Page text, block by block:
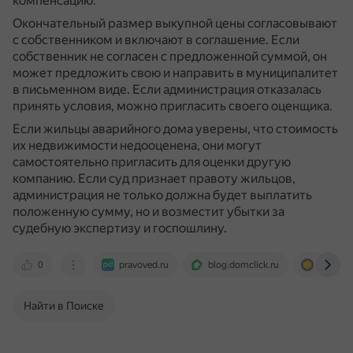
Окончательный размер выкупной цены согласовывают
с собственником и включают в соглашение. Если
собственник не согласен с предложенной суммой, он
может предложить свою и направить в муниципалитет
в письменном виде. Если администрация отказалась
принять условия, можно пригласить своего оценщика.
Если жильцы аварийного дома уверены, что стоимость
их недвижимости недооценена, они могут
самостоятельно пригласить для оценки другую
компанию. Если суд признает правоту жильцов,
администрация не только должна будет выплатить
положенную сумму, но и возместит убытки за
судебную экспертизу и госпошлину.
0 pravoved.ru blog.domclick.ru
Найти в Поиске